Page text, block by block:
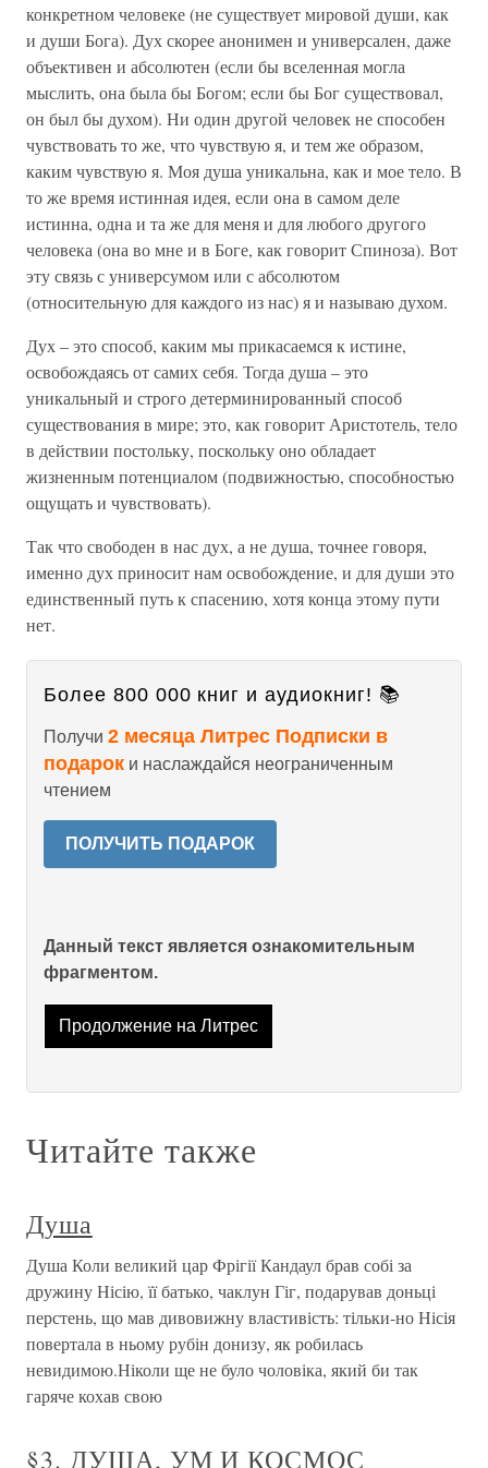
конкретном человеке (не существует мировой души, как
и души Бога). Дух скорее анонимен и универсален, даже
объективен и абсолютен (если бы вселенная могла
мыслить, она была бы Богом; если бы Бог существовал,
он был бы духом). Ни один другой человек не способен
чувствовать то же, что чувствую я, и тем же образом,
каким чувствую я. Моя душа уникальна, как и мое тело. В
то же время истинная идея, если она в самом деле
истинна, одна и та же для меня и для любого другого
человека (она во мне и в Боге, как говорит Спиноза). Вот
эту связь с универсумом или с абсолютом
(относительную для каждого из нас) я и называю духом.
Дух – это способ, каким мы прикасаемся к истине,
освобождаясь от самих себя. Тогда душа – это
уникальный и строго детерминированный способ
существования в мире; это, как говорит Аристотель, тело
в действии постольку, поскольку оно обладает
жизненным потенциалом (подвижностью, способностью
ощущать и чувствовать).
Так что свободен в нас дух, а не душа, точнее говоря,
именно дух приносит нам освобождение, и для души это
единственный путь к спасению, хотя конца этому пути
нет.
Более 800 000 книг и аудиокниг! 📚
Получи 2 месяца Литрес Подписки в
подарок и наслаждайся неограниченным
чтением
ПОЛУЧИТЬ ПОДАРОК
Данный текст является ознакомительным
фрагментом.
Продолжение на Литрес
Читайте также
Душа
Душа Коли великий цар Фрігії Кандаул брав собі за
дружину Нісію, її батько, чаклун Гіг, подарував доньці
перстень, що мав дивовижну властивість: тільки-но Нісія
повертала в ньому рубін донизу, як робилась
невидимою.Ніколи ще не було чоловіка, який би так
гаряче кохав свою
§3. ДУША, УМ И КОСМОС